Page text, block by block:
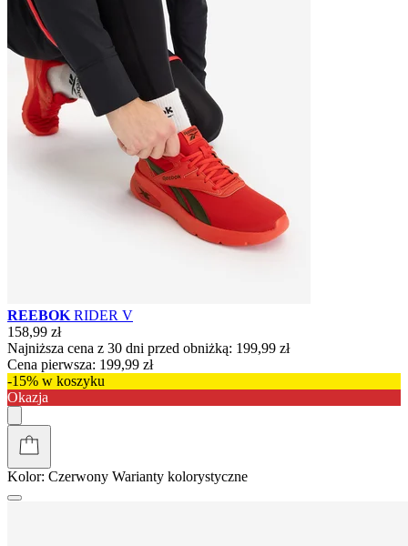
REEBOK RIDER V
158,99 zł
Najniższa cena z 30 dni przed obniżką: 199,99 zł
Cena pierwsza: 199,99 zł
-15% w koszyku
Okazja
Kolor: Czerwony Warianty kolorystyczne